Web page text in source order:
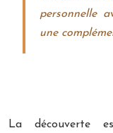
personnelle
une
La découverte